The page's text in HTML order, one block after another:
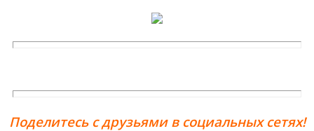
Поделитесь с друзьями в социальных сетях!